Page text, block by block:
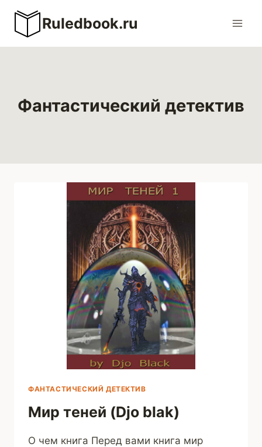
Перейти
содержимому
Ruledbook.ru
Фантастический детектив
ФАНТАСТИЧЕСКИЙ ДЕТЕКТИВ
Мир теней (Djo blak)
О чем книга Перед вами книга мир